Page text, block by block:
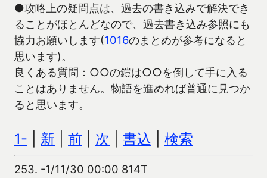
●攻略上の疑問点は、過去の書き込みで解決でき
ることがほとんどなので、過去書き込み参照にも
協力お願いします(1016のまとめが参考になると
思います)。
良くある質問：○○の鎧は○○を倒して手に入る
ことはありません。物語を進めれば普通に見つか
ると思います。
1- 新 前 次 書込 検索
253. -1/11/30 00:00 814T